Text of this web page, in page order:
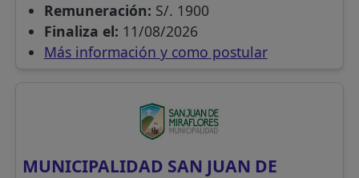
Remuneración: S/. 1900
Finaliza el: 11/08/2026
Más información y como postular
MUNICIPALIDAD SAN JUAN DE